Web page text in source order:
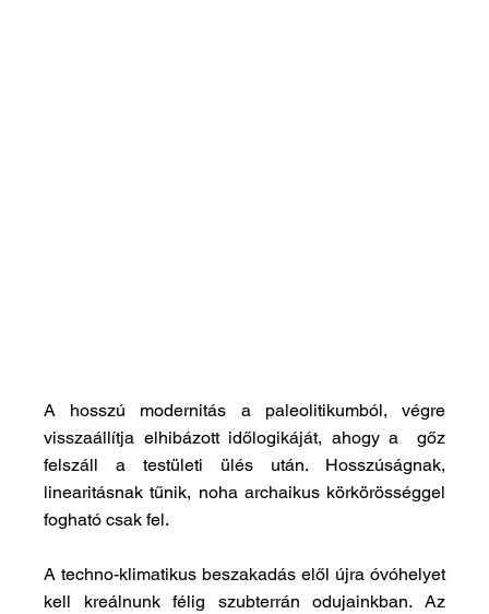
A hosszú modernitás a paleolitikumból, végre
visszaállítja elhibázott időlogikáját, ahogy a  gőz
felszáll a testületi ülés után. Hosszúságnak,
linearitásnak tűnik, noha archaikus körkörösséggel
fogható csak fel.
A techno-klimatikus beszakadás elől újra óvóhelyet
kell kreálnunk félig szubterrán odujainkban. Az